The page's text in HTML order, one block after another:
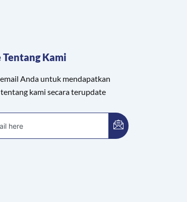
Kami
Anda untuk mendapatkan
kami secara terupdate